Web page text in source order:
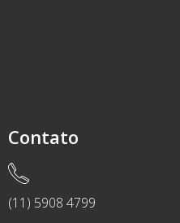
Contato
(11) 5908 4799